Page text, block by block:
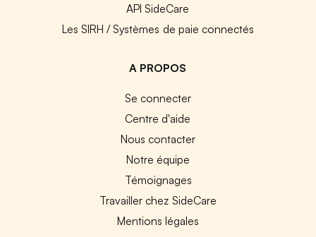
API SideCare
Les SIRH / Systèmes de paie connectés
A PROPOS
Se connecter
Centre d'aide
Nous contacter
Notre équipe
Témoignages
Travailler chez SideCare
Mentions légales